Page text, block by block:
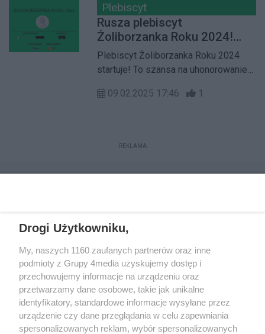
Rozpoczynamy trzeci etap –
głosowanie, które potrwa od 13 marca
do 13 kwietnia 2025 roku. Każdy
mieszkaniec może oddać swój głos
raz dziennie na wybraną kandydatkę.
Zwyciężczynię ogłosimy podczas
uroczystej gali 17 kwietnia 2025 roku
Plebiscyt
Rusza plebiscyt
Żoliborzanka Roku 2024!
Nominuj kandydatki
Plebiscyt Żoliborzanka Roku 2024
startuje! To szansa na uhonorowanie
lepsze. Zgłoś swoją kandydatkę!
09.02.2025 17:46 1
REKLAMA
Reklama Kontakt Regulamin
Dystrybucja
Regulamin prenumeraty
Polityka Prywatności
Drogi Użytkowniku,
My, naszych 1160 zaufanych partnerów oraz inne
podmioty z Grupy 4media uzyskujemy dostęp i
przechowujemy informacje na urządzeniu oraz
przetwarzamy dane osobowe, takie jak unikalne
identyfikatory, standardowe informacje wysyłane przez
urządzenie czy dane przeglądania w celu zapewniania
spersonalizowanych reklam, wybór spersonalizowanych